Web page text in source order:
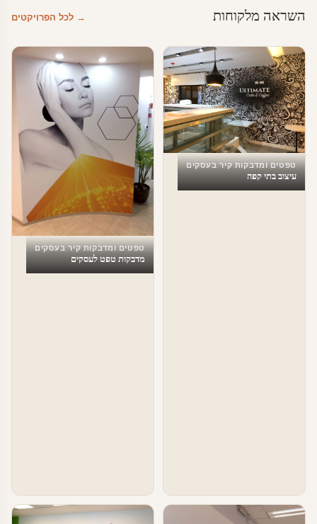
השראה מלקוחות → לכל הפרויקטים
טפטים ומדבקות קיר בעסקים
עיצוב בתי קפה
טפטים ומדבקות קיר בעסקים
מדבקות טפט לעסקים